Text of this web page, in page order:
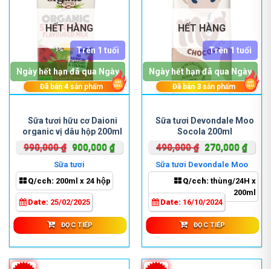
HẾT HÀNG
Sữa tươi hữu cơ Daioni
organic vị dâu hộp 200ml
990,000₫ Giá
gốc
là:
990,000 ₫.
900,000 ₫Giá
900,000 ₫.
Sữa tươi
Q/cch: 200ml x 24 hộp
Date: 25/02/2025
Trên 1 tuổi
Ngày hết hạn đã qua Ngày
Đã bán4 sản phẩm
ĐỌC TIẾP
HẾT HÀNG
Sữa tươi Devondale Moo
Socola 200ml
490,000₫ Giá
gốc
là:
490,000 ₫.
270,000 ₫Giá
tại
là:
Sữa tươi Devondale Moo
Socola
Q/cch:thùng/24H x
200ml
Date: 16/10/2024
Trên 1 tuổi
Ngày hết hạn đã qua Ngày
Đã bán 3 sản phẩm
ĐỌC TIẾP